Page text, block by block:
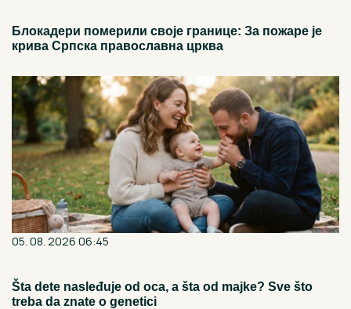
Блокадери померили своје границе: За пожаре је
крива Српска православна црква
05. 08. 2026 06:45
Šta dete nasleđuje od oca, a šta od majke? Sve što
treba da znate o genetici